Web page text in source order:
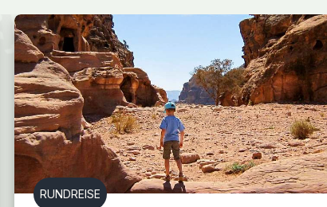
RUNDREISE